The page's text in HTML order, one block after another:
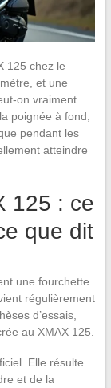
125 chez le
et une
on vraiment
poignée à fond,
pendant les
atteindre
125 : ce
que dit
une fourchette
régulièrement
d’essais,
au XMAX 125.
Elle résulte
et de la